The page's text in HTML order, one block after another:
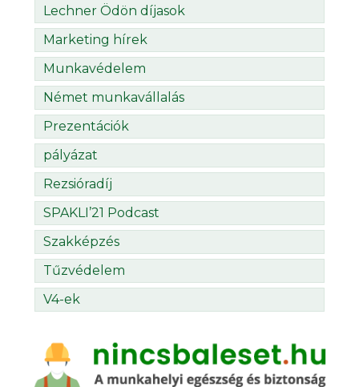
Lechner Ödön díjasok
Marketing hírek
Munkavédelem
Német munkavállalás
Prezentációk
pályázat
Rezsióradíj
SPAKLI’21 Podcast
Szakképzés
Tűzvédelem
V4-ek